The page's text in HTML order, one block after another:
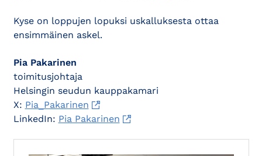
Kyse on loppujen lopuksi uskalluksesta ottaa
ensimmäinen askel.
Pia Pakarinen
toimitusjohtaja
Helsingin seudun kauppakamari
X: Pia_Pakarinen
LinkedIn: Pia Pakarinen